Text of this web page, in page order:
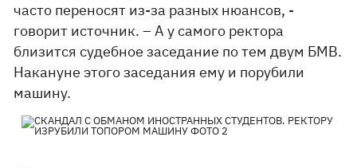
часто переносят из-за разных нюансов, -
говорит источник. – А у самого ректора
близится судебное заседание по тем двум БМВ.
Накануне этого заседания ему и порубили
машину.